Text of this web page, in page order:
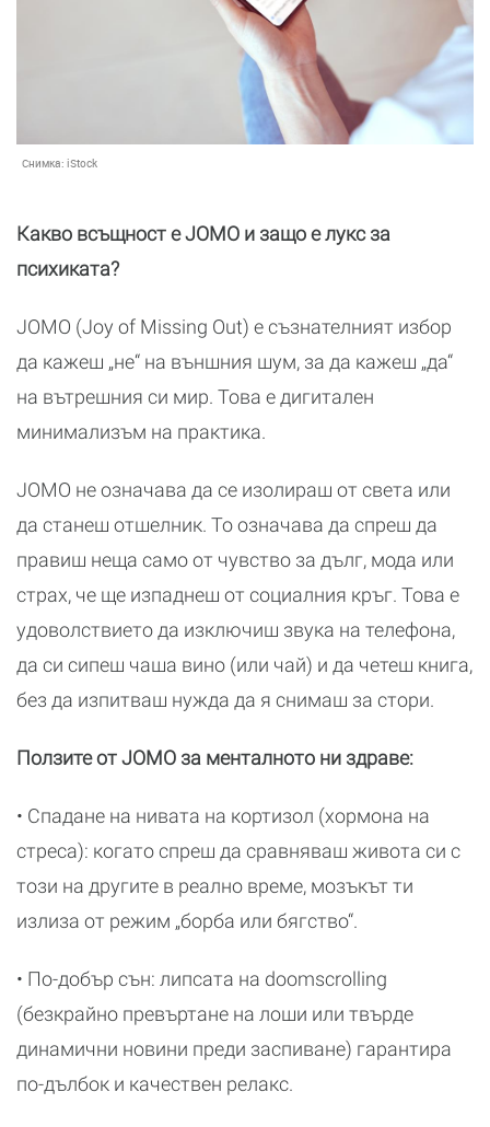
Снимка: iStock
Какво всъщност е JOMO и защо е лукс за
психиката?
JOMO (Joy of Missing Out) е съзнателният избор
да кажеш „не“ на външния шум, за да кажеш „да“
на вътрешния си мир. Това е дигитален
минимализъм на практика.
JOMO не означава да се изолираш от света или
да станеш отшелник. То означава да спреш да
правиш неща само от чувство за дълг, мода или
страх, че ще изпаднеш от социалния кръг. Това е
удоволствието да изключиш звука на телефона,
да си сипеш чаша вино (или чай) и да четеш книга,
без да изпитваш нужда да я снимаш за стори.
Ползите от JOMO за менталното ни здраве:
• Спадане на нивата на кортизол (хормона на
стреса): когато спреш да сравняваш живота си с
този на другите в реално време, мозъкът ти
излиза от режим „борба или бягство“.
• По-добър сън: липсата на doomscrolling
(безкрайно превъртане на лоши или твърде
динамични новини преди заспиване) гарантира
по-дълбок и качествен релакс.